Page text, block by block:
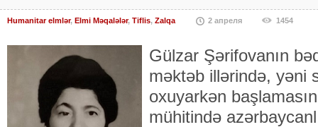
Humanitar elmlər, Elmi Məqalələr, Tiflis, Zalqa 2 апреля 1454
Gülzar Şərifovanın
məktəb illərində, yəni
oxuyarkən
mühitində